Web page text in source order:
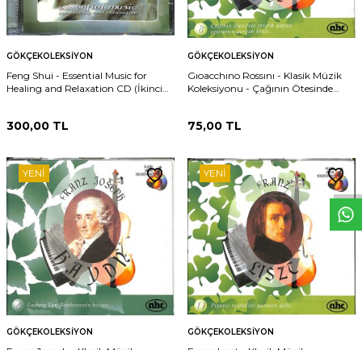
W
h
t
s
p
p
D
e
s
e
H
a
t
t
GÖKÇEKOLEKSIYON
Feng Shui - Essential Music for
Healing and Relaxation CD (İkinci
300,00 TL
GÖKÇEKOLEKSIYON
Gıoacchıno Rossını - Klasik Müzik
Koleksiyonu - Çağının Ötesinde
75,00 TL
YENI
GÖKÇEKOLEKSIYON
YENI
GÖKÇEKOLEKSIYON